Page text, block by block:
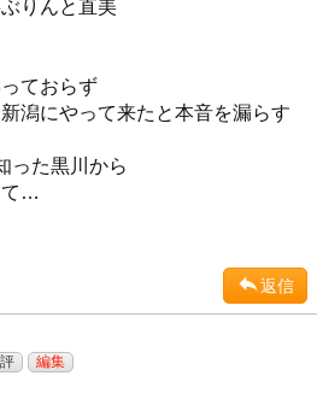
りんと直美
ておらず
潟にやって来たと本音を漏らす
った黒川から
て…
返信